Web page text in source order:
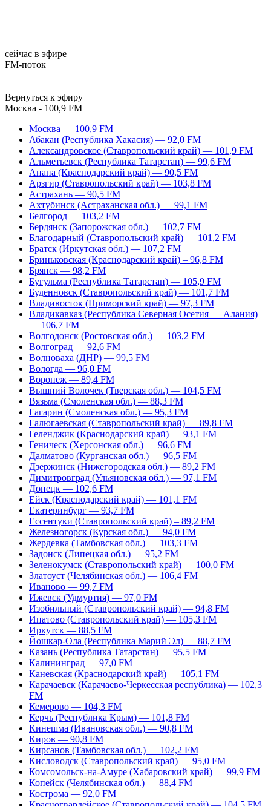
сейчас в эфире
FM-поток
Вернуться к эфиру
Москва - 100,9 FM
Москва — 100,9 FM
Абакан (Республика Хакасия) — 92,0 FM
Александровское (Ставропольский край) — 101,9 FM
Альметьевск (Республика Татарстан) — 99,6 FM
Анапа (Краснодарский край) — 90,5 FM
Арзгир (Ставропольский край) — 103,8 FM
Астрахань — 90,5 FM
Ахтубинск (Астраханская обл.) — 99,1 FM
Белгород — 103,2 FM
Бердянск (Запорожская обл.) — 102,7 FM
Благодарный (Ставропольский край) — 101,2 FM
Братск (Иркутская обл.) — 107,2 FM
Бриньковская (Краснодарский край) – 96,8 FM
Брянск — 98,2 FM
Бугульма (Республика Татарстан) — 105,9 FM
Буденновск (Ставропольский край) — 101,7 FM
Владивосток (Приморский край) — 97,3 FM
Владикавказ (Республика Северная Осетия — Алания)
— 106,7 FM
Волгодонск (Ростовская обл.) — 103,2 FM
Волгоград — 92,6 FM
Волноваха (ДНР) — 99,5 FM
Вологда — 96,0 FM
Воронеж — 89,4 FM
Вышний Волочек (Тверская обл.) — 104,5 FM
Вязьма (Смоленская обл.) — 88,3 FM
Гагарин (Смоленская обл.) — 95,3 FM
Галюгаевская (Ставропольский край) — 89,8 FM
Геленджик (Краснодарский край) — 93,1 FM
Геническ (Херсонская обл.) — 96,6 FM
Далматово (Курганская обл.) — 96,5 FM
Дзержинск (Нижегородская обл.) — 89,2 FM
Димитровград (Ульяновская обл.) — 97,1 FM
Донецк — 102,6 FM
Ейск (Краснодарский край) — 101,1 FM
Екатеринбург — 93,7 FM
Ессентуки (Ставропольский край) – 89,2 FM
Железногорск (Курская обл.) — 94,0 FM
Жердевка (Тамбовская обл.) — 103,3 FM
Задонск (Липецкая обл.) — 95,2 FM
Зеленокумск (Ставропольский край) — 100,0 FM
Златоуст (Челябинская обл.) — 106,4 FM
Иваново — 99,7 FM
Ижевск (Удмуртия) — 97,0 FM
Изобильный (Ставропольский край) — 94,8 FM
Ипатово (Ставропольский край) — 105,3 FM
Иркутск — 88,5 FM
Йошкар-Ола (Республика Марий Эл) — 88,7 FM
Казань (Республика Татарстан) — 95,5 FM
Калининград — 97,0 FM
Каневская (Краснодарский край) — 105,1 FM
Карачаевск (Карачаево-Черкесская республика) — 102,3
FM
Кемерово — 104,3 FM
Керчь (Республика Крым) — 101,8 FM
Кинешма (Ивановская обл.) — 90,8 FM
Киров — 90,8 FM
Кирсанов (Тамбовская обл.) — 102,2 FM
Кисловодск (Ставропольский край) — 95,0 FM
Комсомольск-на-Амуре (Хабаровский край) — 99,9 FM
Копейск (Челябинская обл.) — 88,4 FM
Кострома — 92,0 FM